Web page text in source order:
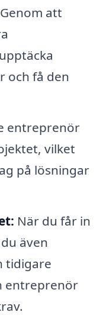
Genom att
och få den
entreprenör
vilket
på lösningar
När du får in
även
tidigare
entreprenör